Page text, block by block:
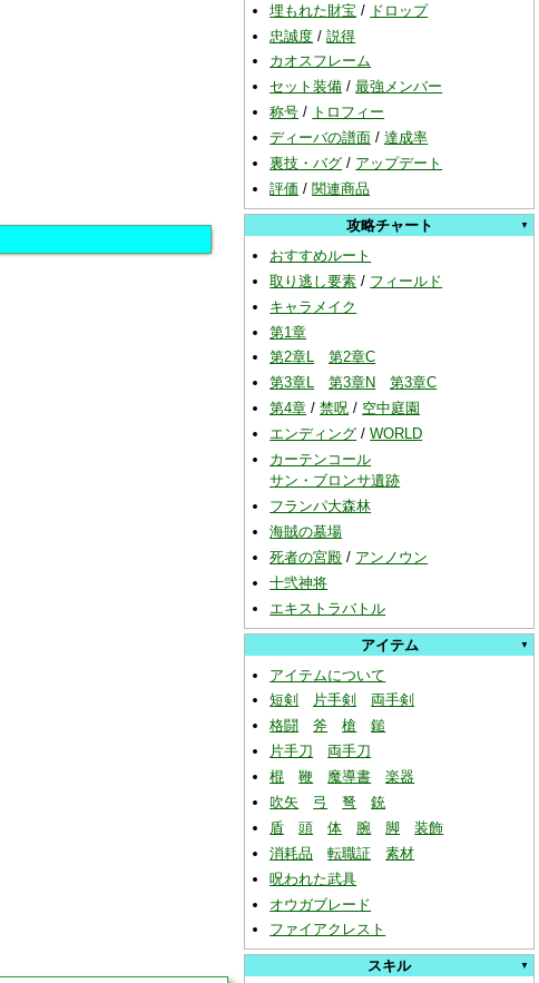
埋もれた財宝 / ドロップ
忠誠度 /説得
カオスフレーム
セット装備 /最強メンバー
称号 / トロフィー
ディーバの譜面 /達成率
裏技・バグ / アップデート
評価 / 関連商品
攻略チャート
おすすめルート
取り逃し要素 / フィールド
キャラメイク
第1章
第2章L
第2章C
第3章L
第3章N
第3章C
第4章 /禁呪 / 空中庭園
エンディング /WORLD
カーテンコール
サン・ブロンサ遺跡
フランパ大森林
海賊の墓場
死者の宮殿 / アンノウン
十弐神将
エキストラバトル
アイテム
アイテムについて
短剣
片手剣
両手剣
格闘
斧 槍
鎚
片手刀
両手刀
棍
鞭 魔導書
楽器
吹矢
弓 弩
銃
盾
頭 体 腕 脚
装飾
消耗品
転職証
素材
呪われた武具
オウガブレード
ファイアクレスト
スキル